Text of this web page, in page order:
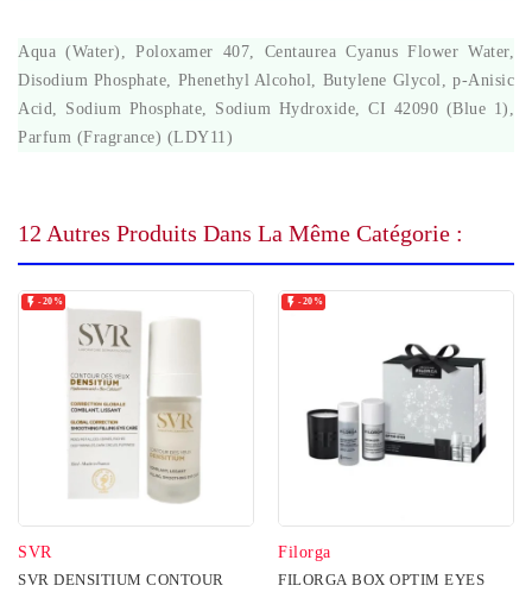
Aqua (Water), Poloxamer 407, Centaurea Cyanus Flower Water,
Disodium Phosphate, Phenethyl Alcohol, Butylene Glycol, p-Anisic
Acid, Sodium Phosphate, Sodium Hydroxide, CI 42090 (Blue 1),
Parfum (Fragrance) (LDY11)
12 Autres Produits Dans La Même Catégorie :
 -20%
SVR
SVR DENSITIUM CONTOUR
 -20%
Filorga
FILORGA BOX OPTIM EYES